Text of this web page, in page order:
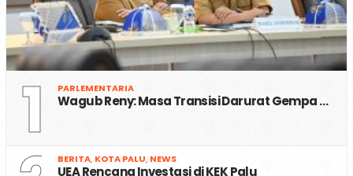
1 PARLEMENTARIA
Wagub Reny: Masa Transisi Darurat Gempa …
BERITA, KOTA PALU, NEWS
UEA Rencana Investasi di KEK Palu